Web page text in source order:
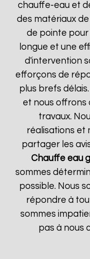
chauffe-eau et
des matériaux
de pointe pour
longue et une
d'intervention
efforçons de
plus brefs
et nous offrons
travaux.
réalisations et
partager les
Chauffe eau
sommes
possible. Nous
répondre à
sommes
pas à nous